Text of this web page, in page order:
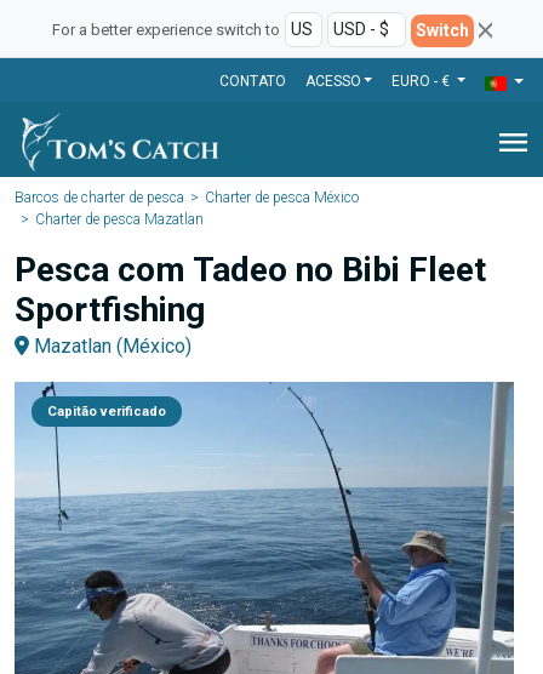
For a better experience switch to Switch
CONTATO ACESSO EURO - €
menu
Barcos de charter de pesca
Charter de pesca México
Charter de pesca Mazatlan
Pesca com Tadeo no Bibi Fleet
Sportfishing
Mazatlan (México)
Capitão verificado